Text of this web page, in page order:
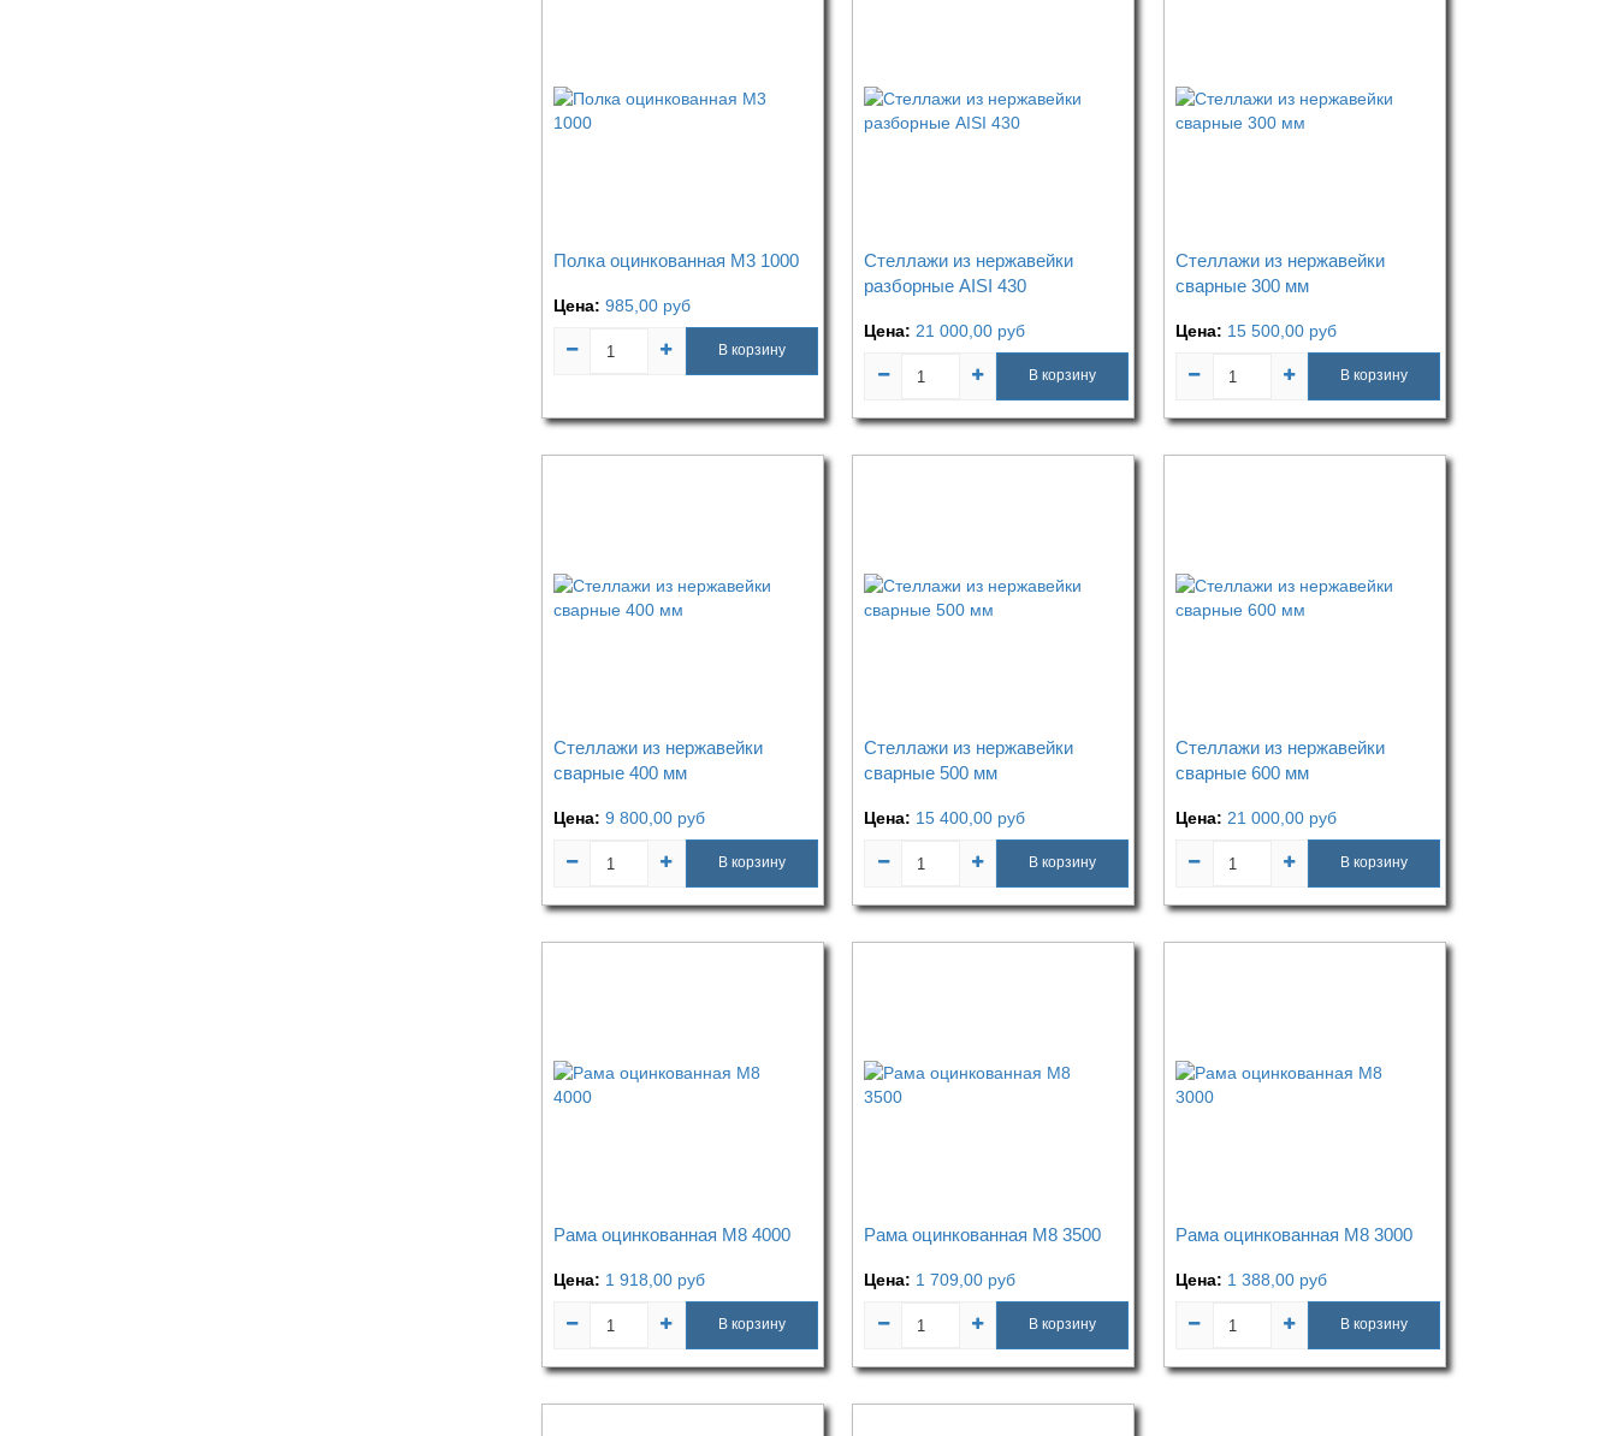
Полка оцинкованная М3 1000
Цена: 985,00 руб
В корзину
Стеллажи из нержавейки
разборные AISI 430
Цена: 21 000,00 руб
В корзину
Стеллажи из нержавейки
сварные 300 мм
Цена: 15 500,00 руб
В корзину
Стеллажи из нержавейки
сварные 400 мм
Цена: 9 800,00 руб
В корзину
Стеллажи из нержавейки
сварные 500 мм
Цена: 15 400,00 руб
В корзину
Стеллажи из нержавейки
сварные 600 мм
Цена: 21 000,00 руб
В корзину
Рама оцинкованная М8 4000
Цена: 1 918,00 руб
В корзину
Рама оцинкованная М8 3500
Цена: 1 709,00 руб
В корзину
Рама оцинкованная М8 3000
Цена: 1 388,00 руб
В корзину